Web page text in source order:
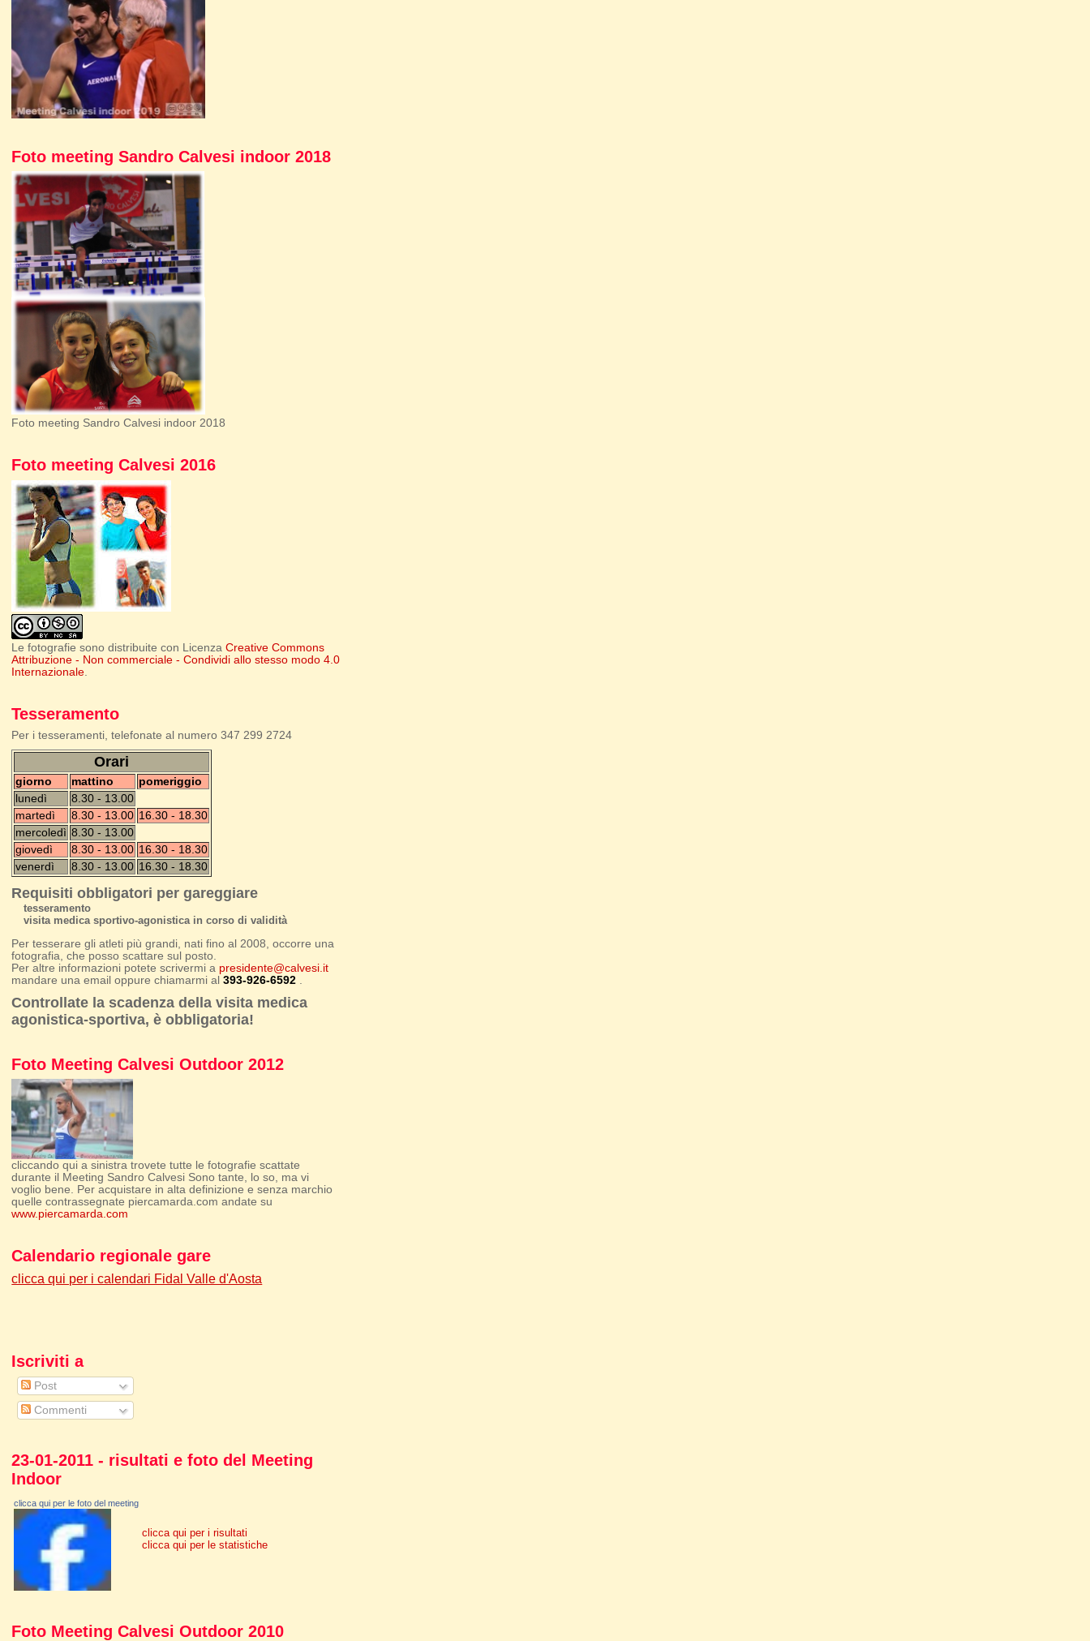
Foto meeting Sandro Calvesi indoor 2018
Foto meeting Sandro Calvesi indoor 2018
Foto meeting Calvesi 2016
Le fotografie sono distribuite con LicenzaCreative Commons
Attribuzione - Non commerciale - Condividi allo stesso modo 4.0
Internazionale.
Tesseramento
Per i tesseramenti, telefonate al numero 347 299 2724
Orari
giorno mattino
pomeriggio
lunedì
8.30 - 13.00
martedì
8.30 - 13.00 16.30 - 18.30
mercoledì 8.30 - 13.00
giovedì
8.30 - 13.00 16.30 - 18.30
venerdì
8.30 - 13.00 16.30 - 18.30
Requisiti obbligatori per gareggiare
tesseramento
visita medica sportivo-agonistica in corso di validità
Per tesserare gli atleti più grandi, nati fino al 2008, occorre una
fotografia, che posso scattare sul posto.
Per altre informazioni potete scrivermi a presidente@calvesi.it
mandare una email oppure chiamarmi al393-926-6592
Controllate la scadenza della visita medica
agonistica-sportiva, è obbligatoria!
Foto Meeting Calvesi Outdoor 2012
cliccando qui a sinistra trovete tutte le fotografie scattate
durante il Meeting Sandro Calvesi Sono tante, lo so, ma vi
voglio bene. Per acquistare in alta definizione e senza marchio
quelle contrassegnate piercamarda.com andate su
www.piercamarda.com
Calendario regionale gare
clicca qui per i calendari Fidal Valle d'Aosta
Iscriviti a
Post
Commenti
23-01-2011 - risultati e foto del Meeting
Indoor
clicca qui per le foto del meeting
clicca qui per i risultati
clicca qui per le statistiche
Foto Meeting Calvesi Outdoor 2010